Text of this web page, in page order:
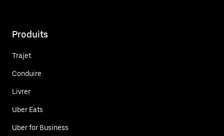
Produits
Trajet
Conduire
Livrer
Uber Eats
Uber for Business